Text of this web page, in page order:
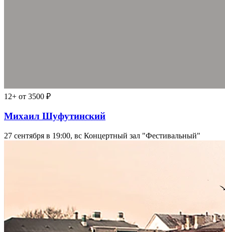
12+ от 3500 ₽
Михаил Шуфутинский
27 сентября в 19:00, вс Концертный зал "Фестивальный"